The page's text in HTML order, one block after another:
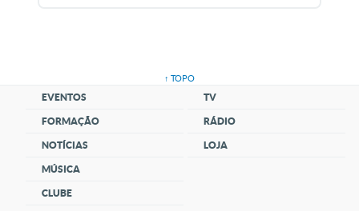
↑ TOPO
EVENTOS
FORMAÇÃO
NOTÍCIAS
MÚSICA
CLUBE
TV
RÁDIO
LOJA